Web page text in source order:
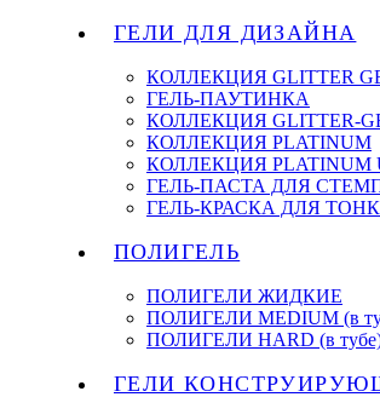
ГЕЛИ ДЛЯ ДИЗАЙНА
КОЛЛЕКЦИЯ GLITTER
ГЕЛЬ-ПАУТИНКА
КОЛЛЕКЦИЯ GLITTER-
КОЛЛЕКЦИЯ PLATINUM
КОЛЛЕКЦИЯ PLATINUM
ГЕЛЬ-ПАСТА ДЛЯ
ГЕЛЬ-КРАСКА ДЛЯ
ПОЛИГЕЛЬ
ПОЛИГЕЛИ ЖИДКИЕ
ПОЛИГЕЛИ MEDIUM (в
ПОЛИГЕЛИ HARD (в
ГЕЛИ